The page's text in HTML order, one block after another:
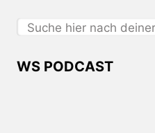
WS PODCAST